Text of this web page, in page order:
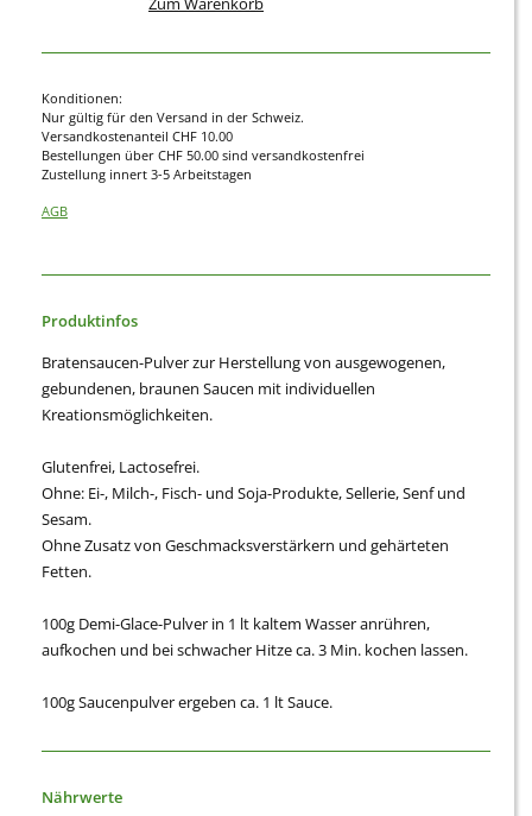
Konditionen:
Nur gültig für den Versand in der Schweiz.
Versandkostenanteil CHF 10.00
Bestellungen über CHF 50.00 sind versandkostenfrei
Zustellung innert 3-5 Arbeitstagen
AGB
Produktinfos
Bratensaucen-Pulver zur Herstellung von ausgewogenen,
gebundenen, braunen Saucen mit individuellen
Kreationsmöglichkeiten.
Glutenfrei, Lactosefrei.
Ohne: Ei-, Milch-, Fisch- und Soja-Produkte, Sellerie, Senf und
Sesam.
Ohne Zusatz von Geschmacksverstärkern und gehärteten
Fetten.
100g Demi-Glace-Pulver in 1 lt kaltem Wasser anrühren,
aufkochen und bei schwacher Hitze ca. 3 Min. kochen lassen.
100g Saucenpulver ergeben ca. 1 lt Sauce.
Nährwerte